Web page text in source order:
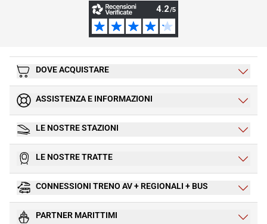
DOVE ACQUISTARE
ASSISTENZA E INFORMAZIONI
LE NOSTRE STAZIONI
LE NOSTRE TRATTE
CONNESSIONI TRENO AV + REGIONALI + BUS
PARTNER MARITTIMI